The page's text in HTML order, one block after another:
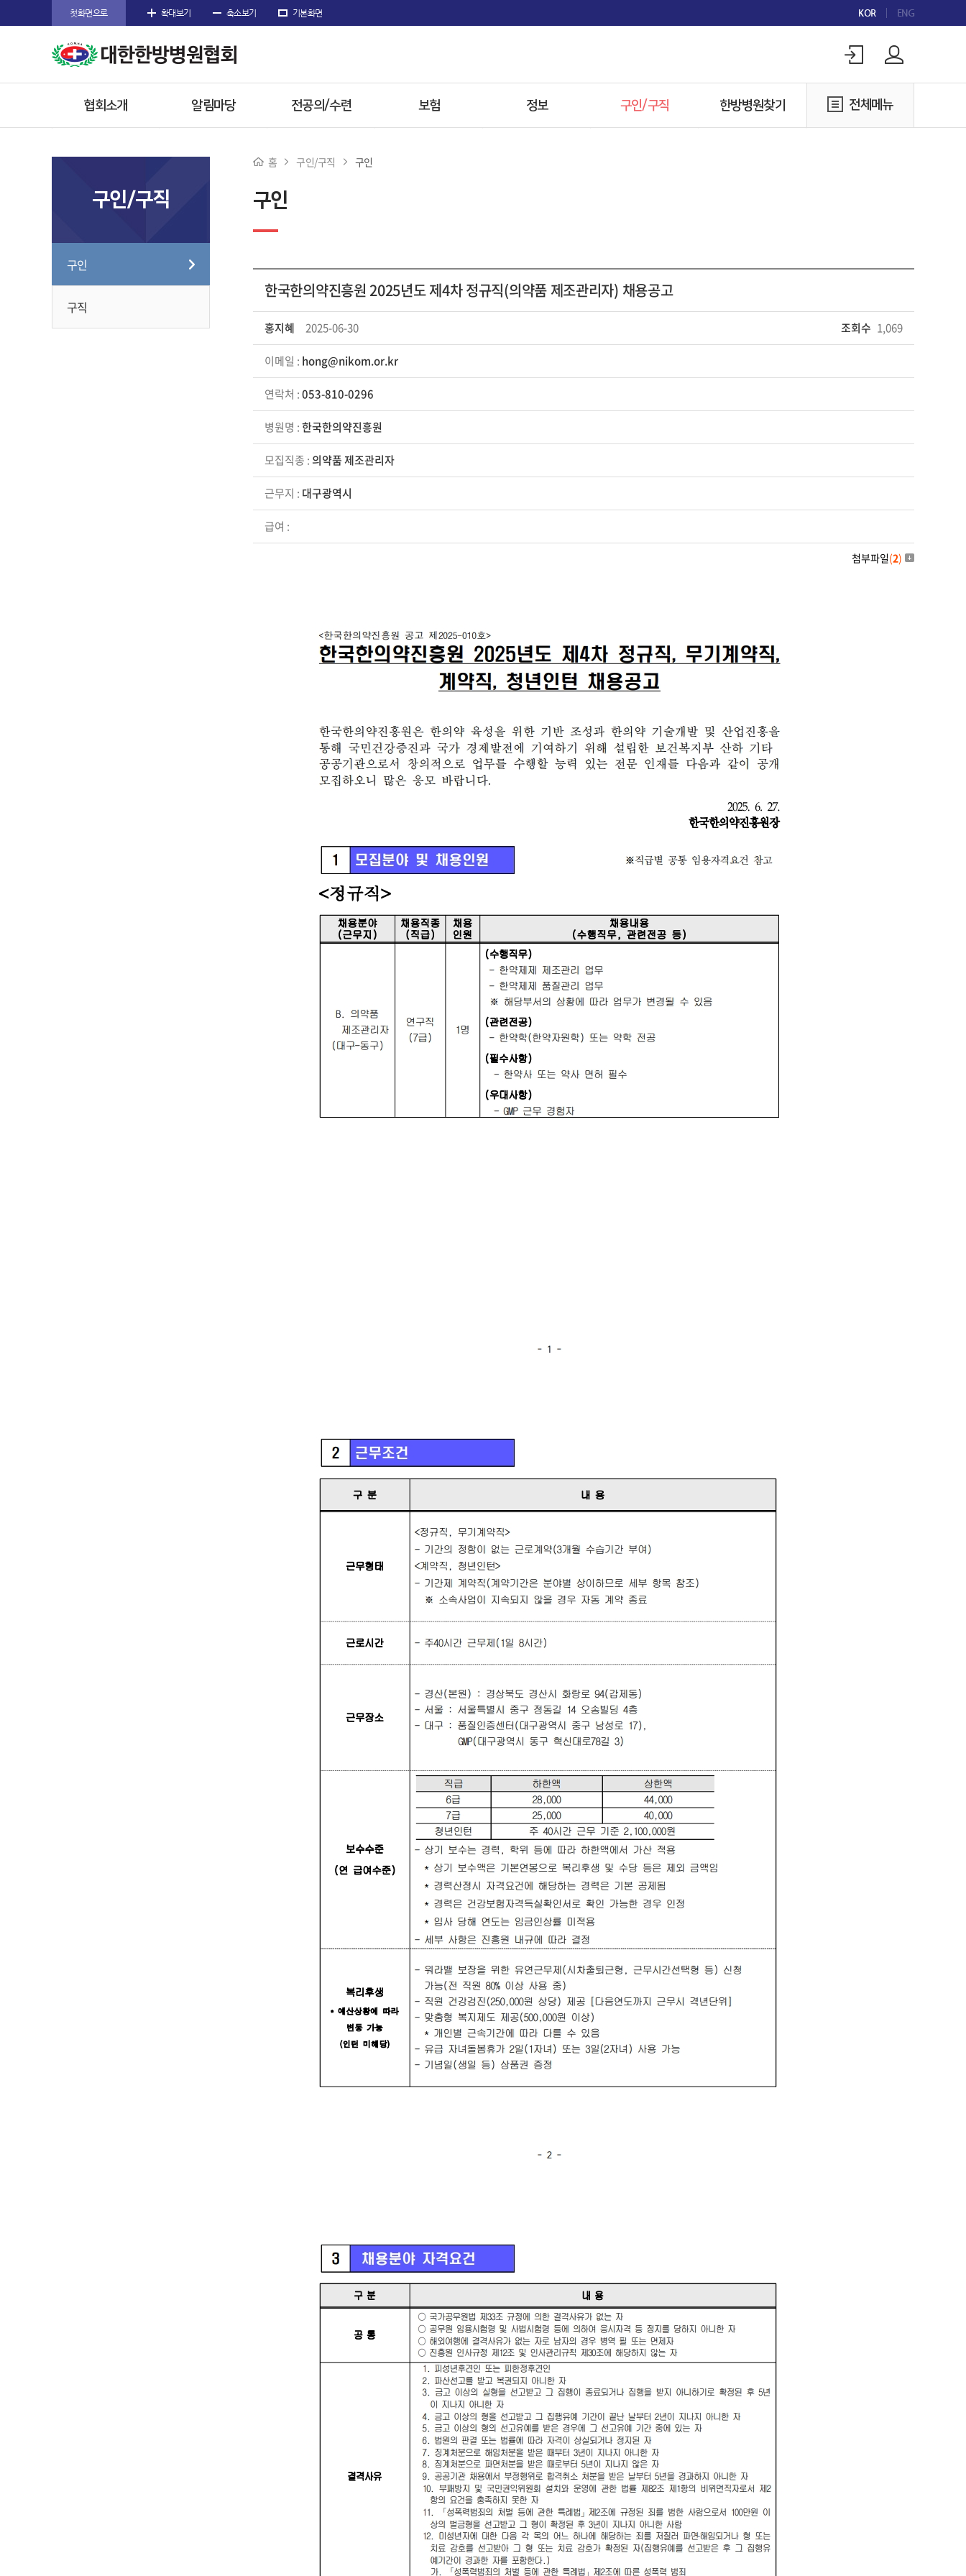
첫화면으로 확대보기 축소보기 기본화면 KOR ENG
협회소개
인사말
임원소개
알림마당
공지사항
전공의/수련
공지사항
보험 정보 구인/구직 한방병원찾기 전체메뉴
구인/구직
구인
구직
홈 구인/구직 구인
구인
한국한의약진흥원 2025년도 제4차 정규직(의약품 제조관리자) 채용공고
홍지혜 2025-06-30 조회수 1,069
이메일 : hong@nikom.or.kr
연락처 :053-810-0296
병원명 :한국한의약진흥원
모집직종 : 의약품 제조관리자
근무지 : 대구광역시
급여 :
첨부파일(2)